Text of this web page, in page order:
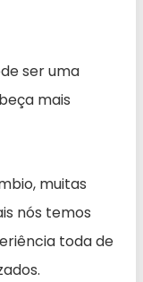
ser uma
mais
muitas
nós temos
toda de